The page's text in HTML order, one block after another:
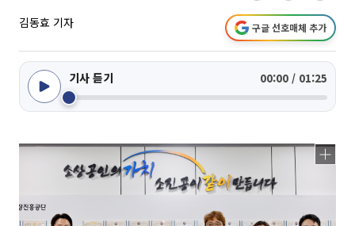
김동효 기자 구글 선호매체 추가
기사 듣기 00:00 / 01:25